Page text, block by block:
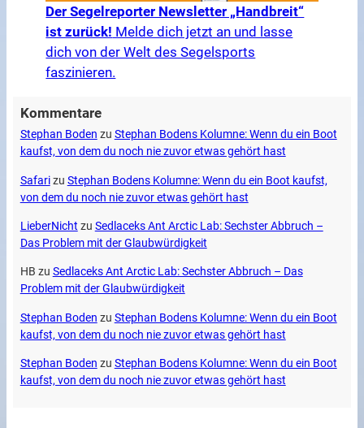
Der Segelreporter Newsletter „Handbreit“
ist zurück! Melde dich jetzt an und lasse
dich von der Welt des Segelsports
faszinieren.
Kommentare
Stephan Boden zu Stephan Bodens Kolumne: Wenn du ein Boot
kaufst, von dem du noch nie zuvor etwas gehört hast
Safarizu Stephan Bodens Kolumne: Wenn du ein Boot kaufst,
von dem du noch nie zuvor etwas gehört hast
LieberNicht zu Sedlaceks Ant Arctic Lab: Sechster Abbruch –
Das Problem mit der Glaubwürdigkeit
HB zu Sedlaceks Ant Arctic Lab: Sechster Abbruch – Das
Problem mit der Glaubwürdigkeit
Stephan Boden zu Stephan Bodens Kolumne: Wenn du ein Boot
kaufst, von dem du noch nie zuvor etwas gehört hast
Stephan Boden zu Stephan Bodens Kolumne: Wenn du ein Boot
kaufst, von dem du noch nie zuvor etwas gehört hast